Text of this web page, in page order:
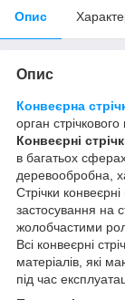
Опис
Опис
Конвеєрна
орган стрічкового
Конвеєрні
в багатьох сферах
деревообробна,
Стрічки
застосування на
жолобчастими
Всі конвеєрні
матеріалів, які
під час